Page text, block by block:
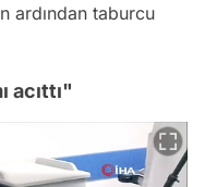
ardından taburcu
acıttı"